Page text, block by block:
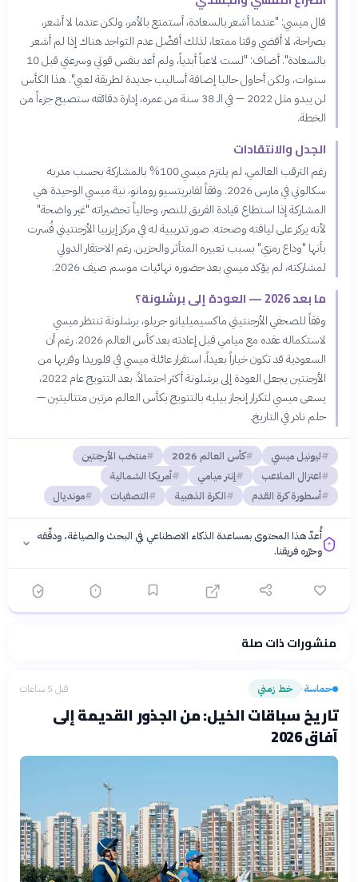
قال ميسي: "عندما أشعر بالسعادة، أستمتع بالأمر، ولكن عندما لا أشعر،
بصراحة، لا أقضي وقتا ممتعا، لذلك أفضّل عدم التواجد هناك إذا لم أشعر
بالسعادة". أضاف: "لست لاعباً أبدياً، ولم أعد بنفس قوتي وسرعتي قبل 10
سنوات، ولكن أحاول حاليا إضافة أساليب جديدة لطريقة لعبي". هذا الكأس
لن يبدو مثل 2022 — في الـ 38 سنة من عمره، إدارة دقائقه ستصبح جزءاً من
الخطة.
الجدل والانتقادات
رغم الترقب العالمي، لم يلتزم ميسي 100% بالمشاركة بحسب مدربه
سكالوني في مارس 2026. وفقاً لفابريتسيو رومانو، نية ميسي الوحيدة هي
المشاركة إذا استطاع قيادة الفريق للنصر، وحالياً تحضيراته "غير واضحة"
لأنه يركز على لياقته وصحته. صور تدريبية له في مركز إيزييا الأرجنتيني فُسرت
بأنها "وداع رمزي" بسبب تعبيره المتأثر والحزين. رغم الاحتقار الدولي
لمشاركته، لم يؤكد ميسي بعد حضوره نهائيات موسم صيف 2026.
ما بعد 2026 — العودة إلى برشلونة؟
وفقاً للصحفي الأرجنتيني ماكسيميليانو جريلو، برشلونة تنتظر ميسي
لاستكماله عقده مع ميامي قبل إعادته بعد كأس العالم 2026. رغم أن
السعودية قد تكون خياراً بعيداً، استقرار عائلة ميسي في فلوريدا وقربها من
الأرجنتين يجعل العودة إلى برشلونة أكثر احتمالاً. بعد التتويج عام 2022،
يسعى ميسي لتكرار إنجاز بيليه بالتتويج بكأس العالم مرتين متتاليتين —
حلم نادر في التاريخ.
ليونيل ميسي كأس العالم 2026
منتخب الأرجنتين
اعتزال الملاعب
إنتر ميامي
أمريكا الشمالية
أسطورة كرة القدم
الكرة الذهبية التصفيات مونديال
أُعدّ هذا المحتوى بمساعدة الذكاء الاصطناعي في البحث والصياغة، ودقّقه
وحرّره فريقنا.
فلسفتنا المعرفية· سياسة الذكاء الاصطناعيمنشورات ذات صلة
حماسة› خط زمني قبل 5 ساعات
تاريخ سباقات الخيل: من الجذور القديمة إلى
آفاق 2026